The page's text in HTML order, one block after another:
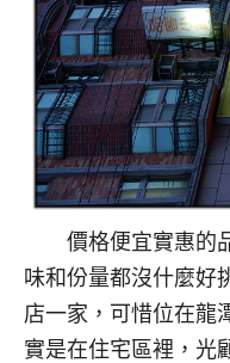
價格便宜實惠的品
味和份量都沒什麼好
店一家，可惜位在龍
實是在住宅區裡，光